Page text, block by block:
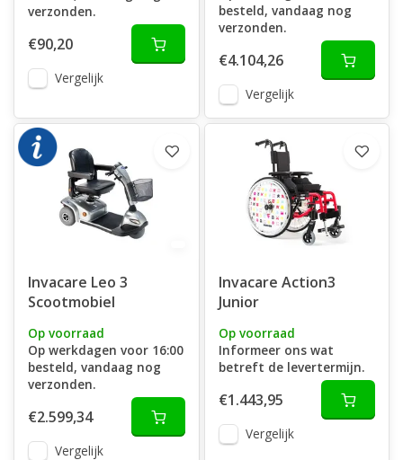
verzonden.
€90,20
Vergelijk
besteld, vandaag nog
verzonden.
€4.104,26
Vergelijk
Invacare Leo 3
Scootmobiel
Op voorraad
Op werkdagen voor 16:00
besteld, vandaag nog
verzonden.
€2.599,34
Vergelijk
Invacare Action3
Junior
Op voorraad
Informeer ons wat
betreft de levertermijn.
€1.443,95
Vergelijk